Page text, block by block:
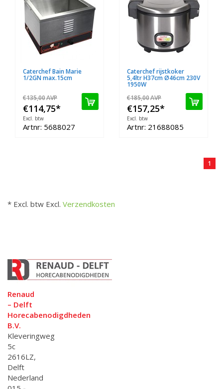
Caterchef Bain Marie
1/2GN max.15cm
€135,00AVP
€114,75*
Excl. btw
Artnr: 5688027
Caterchef rijstkoker
5,4ltr H37cm Ø46cm 230V
1950W
€185,00AVP
€157,25*
Excl. btw
Artnr: 21688085
1
* Excl. btw Excl. Verzendkosten
Renaud
– Delft
Horecabenodigdheden
B.V.
Kleveringweg
5c
2616LZ,
Delft
Nederland